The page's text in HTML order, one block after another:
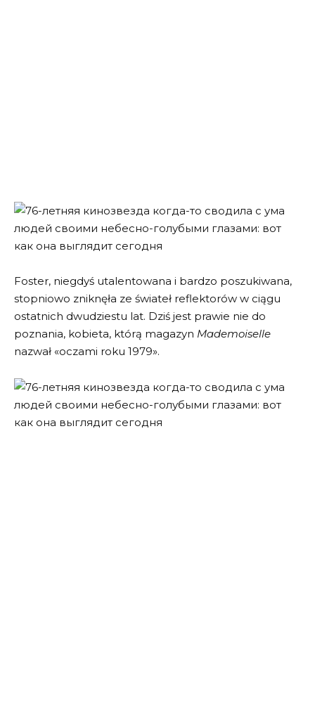
Foster, niegdyś utalentowana i bardzo poszukiwana,
stopniowo zniknęła ze świateł reflektorów w ciągu
ostatnich dwudziestu lat. Dziś jest prawie nie do
poznania, kobieta, którą magazyn Mademoiselle
nazwał «oczami roku 1979».